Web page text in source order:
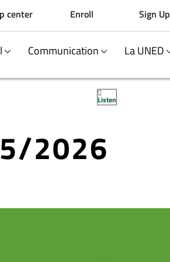
center Enroll Sign Up
Communication La UNED
Listen
2026